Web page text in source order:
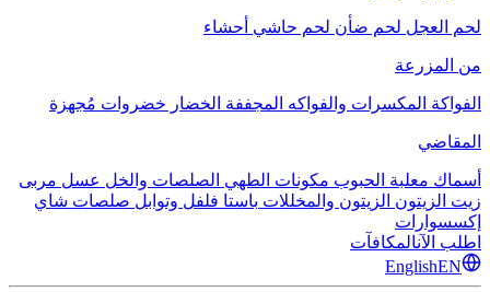
لحم العجل لحم ضأن لحم حاشي أحشاء
من المزرعة
الفواكة المكسرات والفواكه المجففة الخضار خضروات مُجهزة
المقاضي
أسماك معلبة الحبوب مكونات الطهي الصلصات والخل عسل مربى
زيت الزيتون الزيتون والمخللات باستا فلفل وتوابل صلصات شاي
إكسسوارات
اطلب الآنالمكافآت
EnglishEN